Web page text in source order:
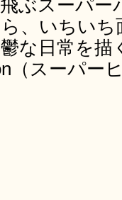
ぶスーパー
、いちい
な日常を描
（スーパー